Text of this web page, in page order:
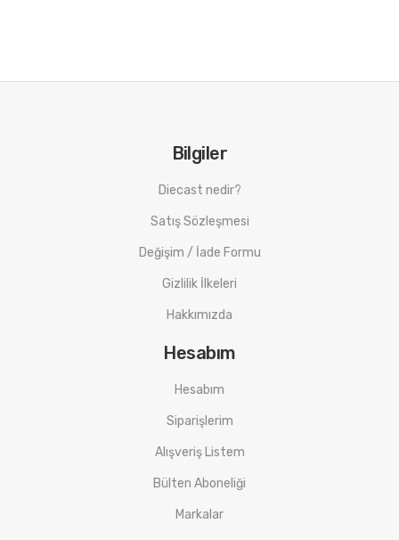
Bilgiler
Diecast nedir?
Satış Sözleşmesi
Değişim / İade Formu
Gizlilik İlkeleri
Hakkımızda
Hesabım
Hesabım
Siparişlerim
Alışveriş Listem
Bülten Aboneliği
Markalar